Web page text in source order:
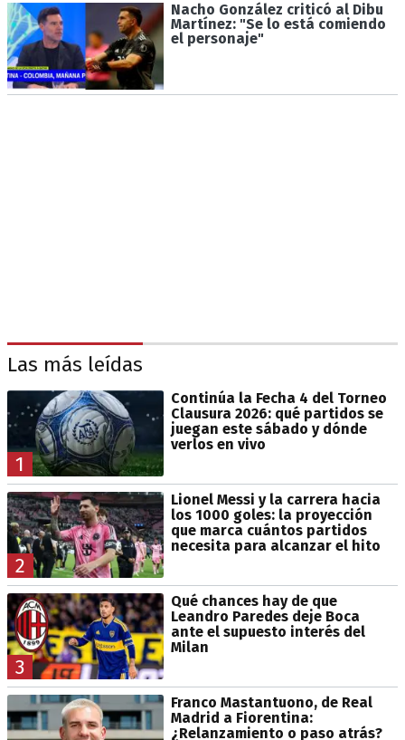
Nacho González criticó al Dibu
Martínez: "Se lo está comiendo
el personaje"
Las más leídas
1
Continúa la Fecha 4 del Torneo
Clausura 2026: qué partidos se
juegan este sábado y dónde
verlos en vivo
2
Lionel Messi y la carrera hacia
los 1000 goles: la proyección
que marca cuántos partidos
necesita para alcanzar el hito
3
Qué chances hay de que
Leandro Paredes deje Boca
ante el supuesto interés del
Milan
Franco Mastantuono, de Real
Madrid a Fiorentina:
¿Relanzamiento o paso atrás?